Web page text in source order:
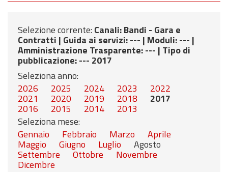
Selezione corrente: Canali: Bandi - Gara e
Contratti | Guida ai servizi: --- | Moduli: --- |
Amministrazione Trasparente: --- | Tipo di
pubblicazione: --- 2017
Seleziona anno:
2026
2025 2024 2023 2022
2021 2020 2019 2018 2017
2016 2015 2014
2013
Seleziona mese:
Gennaio
Febbraio Marzo Aprile
Maggio Giugno Luglio Agosto
Settembre Ottobre Novembre
Dicembre